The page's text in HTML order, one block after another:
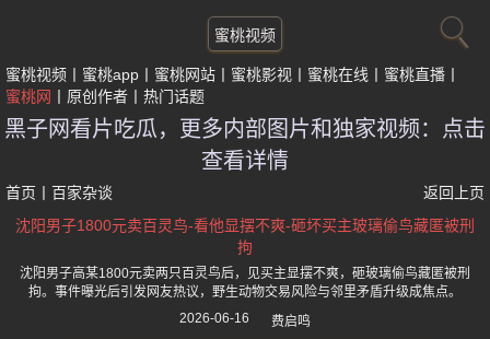
蜜桃视频
蜜桃视频 蜜桃app 蜜桃网站 蜜桃影视 蜜桃在线
蜜桃直播
蜜桃网
原创作者 热门话题
黑子网看片吃瓜，更多内部图片和独家视频：点击
查看详情
首页 百家杂谈
返回上页
沈阳男子1800元卖百灵鸟-看他显摆不爽-砸坏买主玻璃偷鸟藏匿被刑
拘
沈阳男子高某1800元卖两只百灵鸟后，见买主显摆不爽，砸玻璃偷鸟藏匿被刑
拘。事件曝光后引发网友热议，野生动物交易风险与邻里矛盾升级成焦点。
2026-06-16
费启鸣